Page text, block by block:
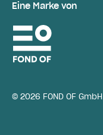
Eine Marke von
© 2026 FOND OF GmbH